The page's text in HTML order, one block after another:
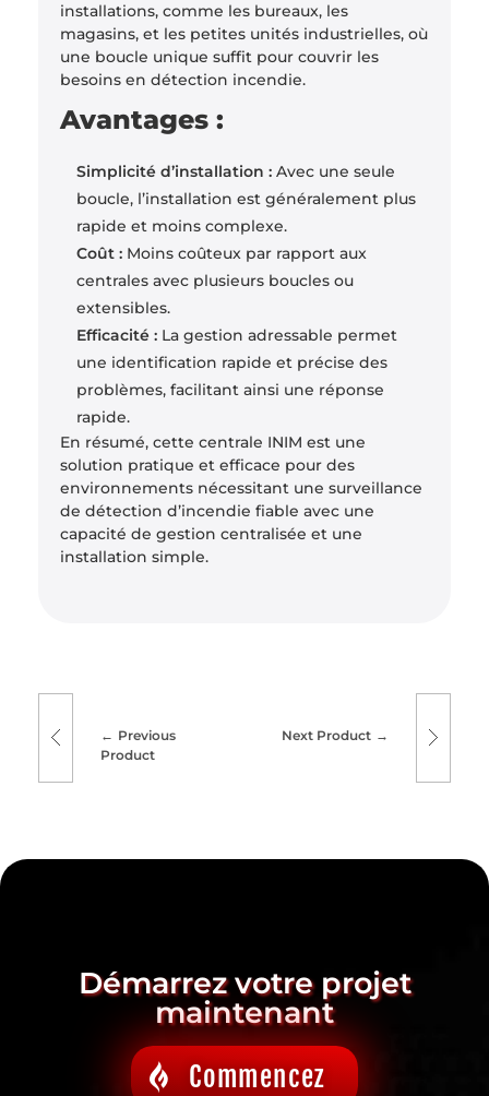
installations, comme les bureaux, les
magasins, et les petites unités industrielles, où
une boucle unique suffit pour couvrir les
besoins en détection incendie.
Avantages :
Simplicité d’installation :Avec une seule
boucle, l’installation est généralement plus
rapide et moins complexe.
Coût :Moins coûteux par rapport aux
centrales avec plusieurs boucles ou
extensibles.
Efficacité :La gestion adressable permet
une identification rapide et précise des
problèmes, facilitant ainsi une réponse
rapide.
En résumé, cette centrale INIM est une
solution pratique et efficace pour des
environnements nécessitant une surveillance
de détection d’incendie fiable avec une
capacité de gestion centralisée et une
installation simple.
Previous
Product
Next Product
Démarrez votre projet
maintenant
Commencez